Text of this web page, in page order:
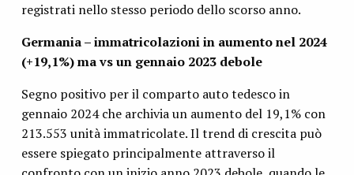
registrati nello stesso periodo dello scorso anno.
Germania – immatricolazioni in aumento nel 2024
(+19,1%) ma vs un gennaio 2023 debole
Segno positivo per il comparto auto tedesco in
gennaio 2024 che archivia un aumento del 19,1% con
213.553 unità immatricolate. Il trend di crescita può
essere spiegato principalmente attraverso il